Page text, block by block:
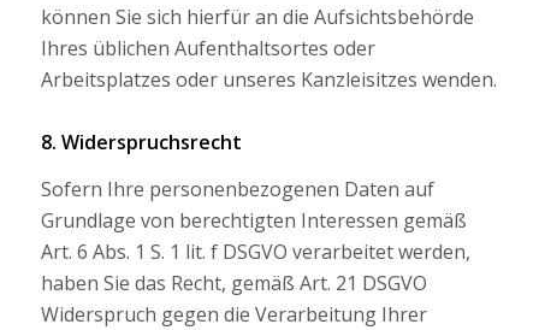
können Sie sich hierfür an die Aufsichtsbehörde
Ihres üblichen Aufenthaltsortes oder
Arbeitsplatzes oder unseres Kanzleisitzes wenden.
8. Widerspruchsrecht
Sofern Ihre personenbezogenen Daten auf
Grundlage von berechtigten Interessen gemäß
Art. 6 Abs. 1 S. 1 lit. f DSGVO verarbeitet werden,
haben Sie das Recht, gemäß Art. 21 DSGVO
Widerspruch gegen die Verarbeitung Ihrer